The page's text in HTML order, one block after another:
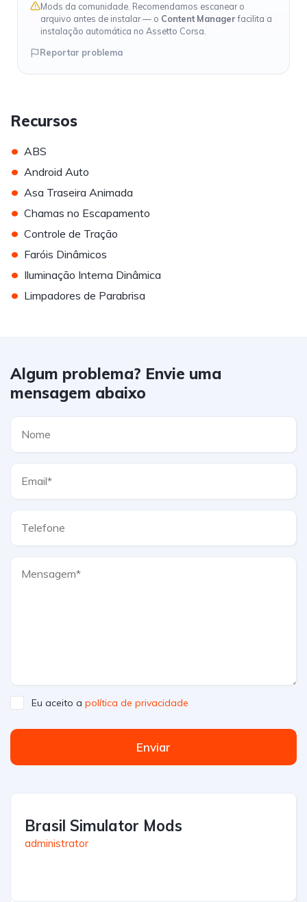
Mods da comunidade. Recomendamos escanear o
arquivo antes de instalar — o Content Managerfacilita a
instalação automática no Assetto Corsa.
Reportar problema
Recursos
• ABS
• Android Auto
• Asa Traseira Animada
• Chamas no Escapamento
• Controle de Tração
• Faróis Dinâmicos
• Iluminação Interna Dinâmica
• Limpadores de Parabrisa
Algum problema? Envie uma
mensagem abaixo
Eu aceito a política de privacidade
Enviar
Brasil Simulator Mods
administrator